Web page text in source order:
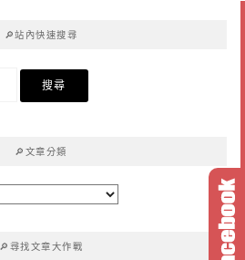
🔎站內快速搜尋
🔎文章分類
🔎尋找文章大作戰